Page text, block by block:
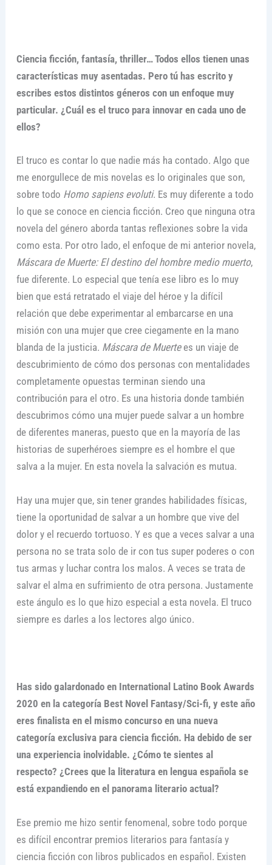
Ciencia ficción, fantasía, thriller… Todos ellos tienen unas
características muy asentadas. Pero tú has escrito y
escribes estos distintos géneros con un enfoque muy
particular. ¿Cuál es el truco para innovar en cada uno de
ellos?
El truco es contar lo que nadie más ha contado. Algo que
me enorgullece de mis novelas es lo originales que son,
sobre todo Homo sapiens evoluti. Es muy diferente a todo
lo que se conoce en ciencia ficción. Creo que ninguna otra
novela del género aborda tantas reflexiones sobre la vida
como esta. Por otro lado, el enfoque de mi anterior novela,
Máscara de Muerte: El destino del hombre medio muerto,
fue diferente. Lo especial que tenía ese libro es lo muy
bien que está retratado el viaje del héroe y la difícil
relación que debe experimentar al embarcarse en una
misión con una mujer que cree ciegamente en la mano
blanda de la justicia. Máscara de Muertees un viaje de
descubrimiento de cómo dos personas con mentalidades
completamente opuestas terminan siendo una
contribución para el otro. Es una historia donde también
descubrimos cómo una mujer puede salvar a un hombre
de diferentes maneras, puesto que en la mayoría de las
historias de superhéroes siempre es el hombre el que
salva a la mujer. En esta novela la salvación es mutua.
Hay una mujer que, sin tener grandes habilidades físicas,
tiene la oportunidad de salvar a un hombre que vive del
dolor y el recuerdo tortuoso. Y es que a veces salvar a una
persona no se trata solo de ir con tus super poderes o con
tus armas y luchar contra los malos. A veces se trata de
salvar el alma en sufrimiento de otra persona. Justamente
este ángulo es lo que hizo especial a esta novela. El truco
siempre es darles a los lectores algo único.
Has sido galardonado en International Latino Book Awards
2020 en la categoría Best Novel Fantasy/Sci-fi, y este año
eres finalista en el mismo concurso en una nueva
categoría exclusiva para ciencia ficción. Ha debido de ser
una experiencia inolvidable. ¿Cómo te sientes al
respecto? ¿Crees que la literatura en lengua española se
está expandiendo en el panorama literario actual?
Ese premio me hizo sentir fenomenal, sobre todo porque
es difícil encontrar premios literarios para fantasía y
ciencia ficción con libros publicados en español. Existen